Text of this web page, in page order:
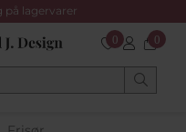
på lagervarer
0 0